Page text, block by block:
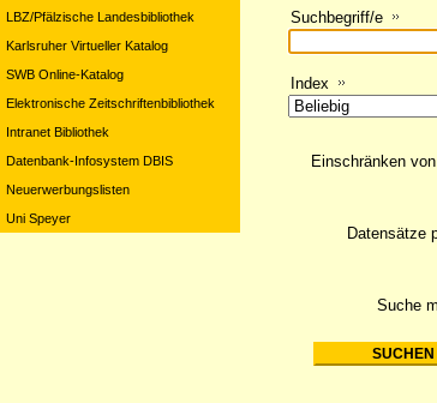
LBZ/Pfälzische Landesbibliothek
Karlsruher Virtueller Katalog
SWB Online-Katalog
Elektronische Zeitschriftenbibliothek
Intranet Bibliothek
Datenbank-Infosystem DBIS
Neuerwerbungslisten
Uni Speyer
Suchbegriff/e
Index
Suche
Einschränken
Datensätze